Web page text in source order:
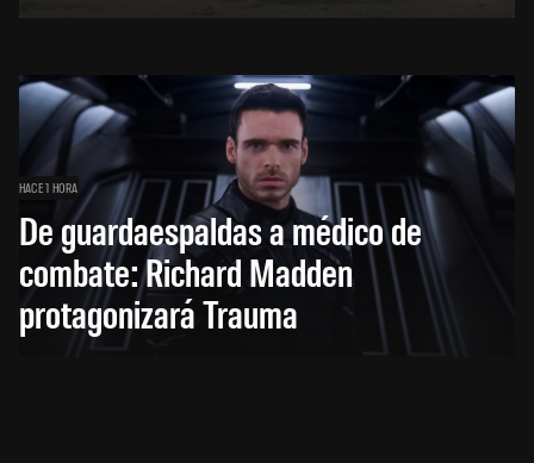
HACE 1 HORA
De guardaespaldas a médico de
combate: Richard Madden
protagonizará Trauma